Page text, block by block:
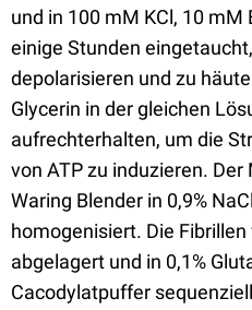
und in 100 mM KCl, 10 mM
einige Stunden
depolarisieren und zu
Glycerin in der gleichen
aufrechterhalten, um die
von ATP zu induzieren.
Waring Blender in 0,9%
homogenisiert. Die
abgelagert und in 0,1%
Cacodylatpuffer